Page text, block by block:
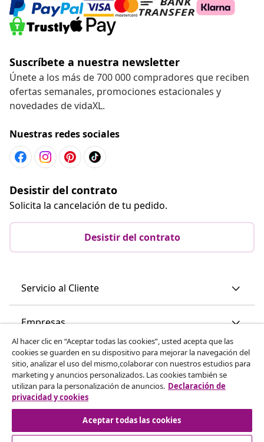
Suscríbete a nuestra newsletter
Únete a los más de 700 000 compradores que reciben
ofertas semanales, promociones estacionales y
novedades de vidaXL.
Nuestras redes sociales
Desistir del contrato
Solicita la cancelación de tu pedido.
Desistir del contrato
Servicio al Cliente
Empresas
vidaXL
Descubre mas
Al hacer clic en “Aceptar todas las cookies”, usted acepta que las
cookies se guarden en su dispositivo para mejorar la navegación del
sitio, analizar el uso del mismo,colaborar con nuestros estudios para
marketing y anuncios personalizados. Las cookies también se
utilizan para la personalización de anuncios. Declaración de
privacidad y cookies
Aceptar todas las cookies